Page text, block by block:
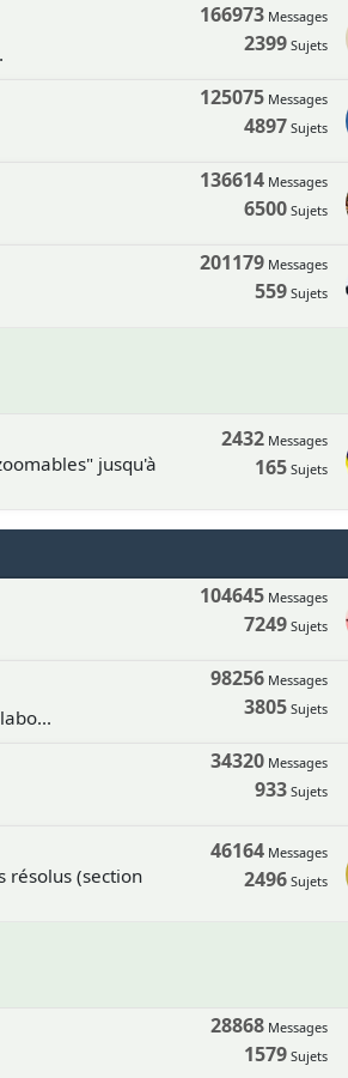
166973 Messages
2399 Sujets
125075 Messages
4897 Sujets
136614 Messages
6500 Sujets
201179 Messages
559 Sujets
jusqu'à
2432 Messages
165 Sujets
104645 Messages
7249 Sujets
98256 Messages
3805 Sujets
34320 Messages
933 Sujets
résolus (section
46164 Messages
2496 Sujets
28868 Messages
1579 Sujets